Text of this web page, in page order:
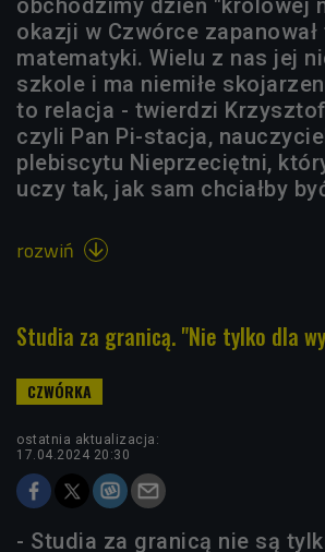
okazji w Czwórce
matematyki. Wielu z nas jej
szkole i ma niemiłe
to relacja - twierdzi
czyli Pan Pi-stacja,
plebiscytu Nieprzeciętni,
uczy tak, jak sam chciałby
rozwiń 
Studia za granicą. "Nie tylko dla
ostatnia aktualizacja:
17.04.2024 20:30
- Studia za granicą nie są